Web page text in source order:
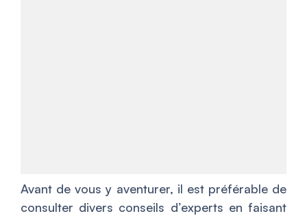
Avant de vous y aventurer, il est préférable de
consulter divers conseils d’experts en faisant